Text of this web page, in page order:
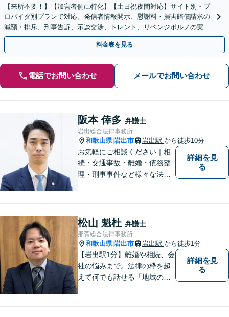
【来所不要！】【加害者側に特化】【土日祝夜間対応】サイト別・プ
ロバイダ別プランで対応。発信者情報開示、慰謝料・損害賠償請求の
減額・排斥、刑事告訴、示談交渉、トレント、リベンジポルノの実績
多数！企業・飲食店の風評被害も対応【堺東駅5分】
料金表を見る
電話でお問い合わせ メールでお問い合わせ
阪本 倖多 弁護士
岩出総合法律事務所
和歌山県|岩出市 岩出駅 から徒歩10分
お気軽にご相談ください｜相
続・交通事故・離婚・債務整
理・刑事事件など様々な法律
日・オンライン相談OK（要予
約）｜丁寧な報告とスピード
対応で安心をお届けします
詳細を見
る
松山 魁杜 弁護士
那賀総合法律事務所
和歌山県|岩出市 岩出駅 から徒歩1分
【岩出駅1分】離婚や相続、会
社の悩みまで。法律の枠を超
えて何でも話せる「地域のか
詳細を見
る